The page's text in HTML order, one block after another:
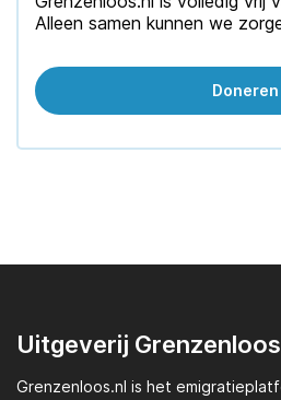
Alleen samen kunnen we
Doneren
Uitgeverij Grenzenloos
Grenzenloos.nl is het